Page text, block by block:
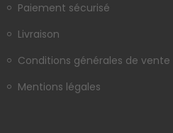
Paiement sécurisé
Livraison
Conditions générales de vente
Mentions légales